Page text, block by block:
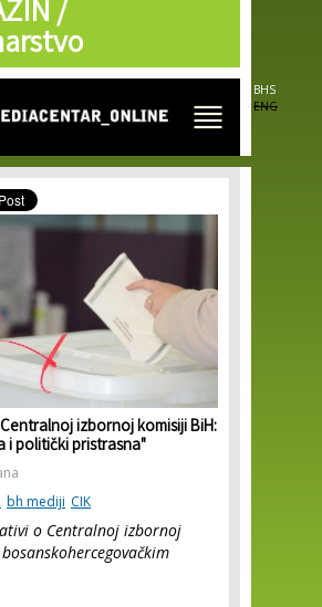
to /
BHS
ENG
izbornoj komisiji BiH:
i politički pristrasna"
bh mediji CIK
o Centralnoj izbornoj